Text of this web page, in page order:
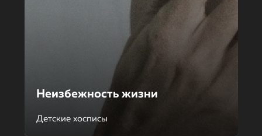
Неизбежность жизни
Детские хосписы